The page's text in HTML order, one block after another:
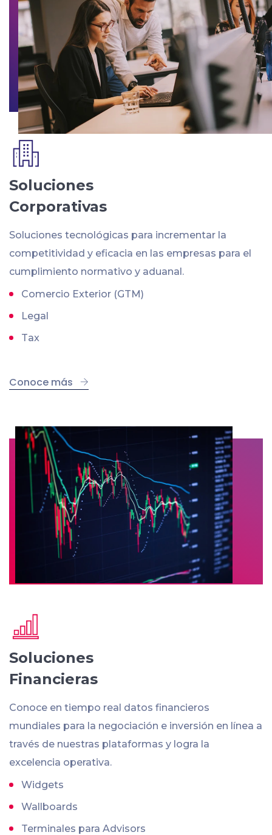
Soluciones
Corporativas
Soluciones tecnológicas para incrementar la
competitividad y eficacia en las empresas para el
cumplimiento normativo y aduanal.
Comercio Exterior (GTM)
Legal
Tax
Conoce más
Soluciones
Financieras
Conoce en tiempo real datos financieros
mundiales para la negociación e inversión en línea a
través de nuestras plataformas y logra la
excelencia operativa.
Widgets
Wallboards
Terminales para Advisors